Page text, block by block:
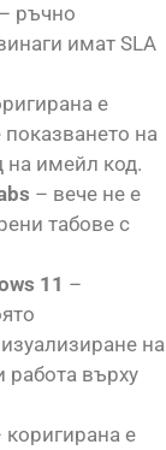
– ръчно
имат SLA
е
на
на имейл код.
– вече не е
табове с
11 –
на
работа върху
коригирана е